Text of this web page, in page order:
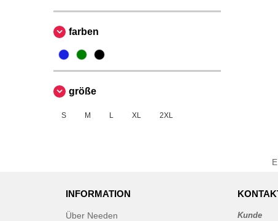
farben
größe
S M L XL 2XL
INFORMATION
Über Needen
Kunde